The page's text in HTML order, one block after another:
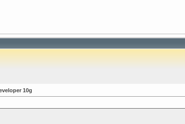
10g